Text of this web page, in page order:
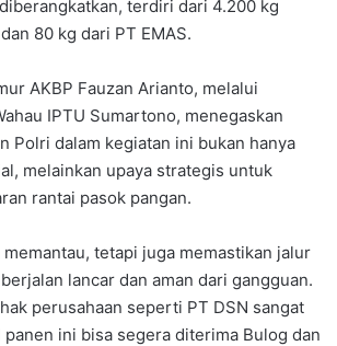
terdiri dari 4.200 kg
80 kg dari PT EMAS.
AKBP Fauzan Arianto, melalui
IPTU Sumartono, menegaskan
Polri dalam kegiatan ini bukan hanya
melainkan upaya strategis untuk
rantai pasok pangan.
memantau, tetapi juga memastikan jalur
lancar dan aman dari gangguan.
perusahaan seperti PT DSN sangat
ini bisa segera diterima Bulog dan